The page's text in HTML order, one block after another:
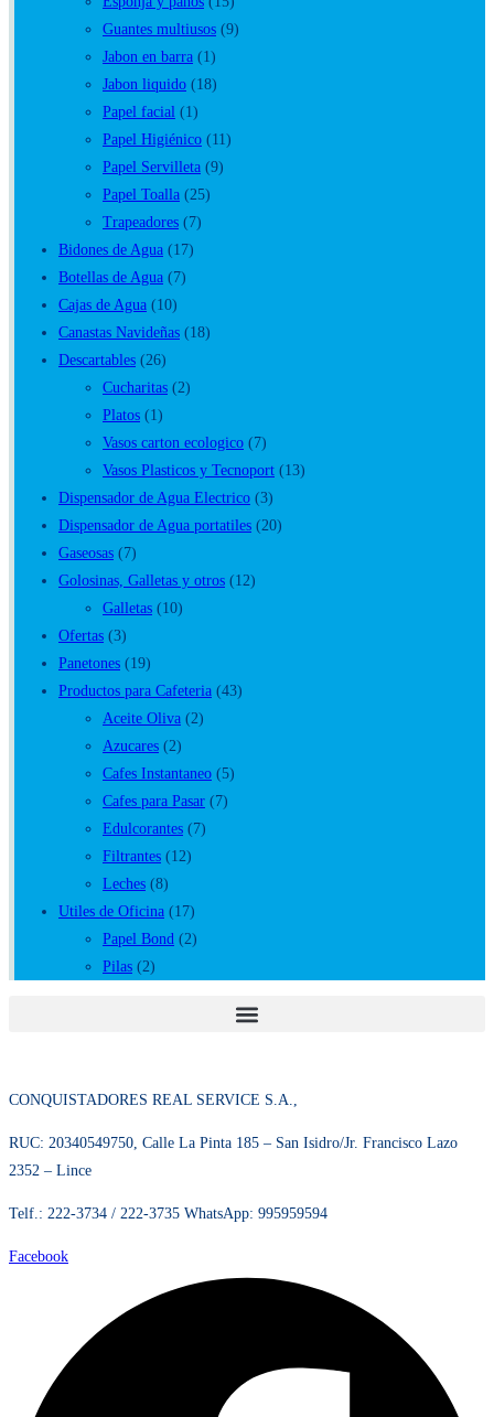
Escoba (4)
Esponja y paños (15)
Guantes multiusos
Jabon en barra (1)
Jabon liquido (18)
Papel facial (1)
Papel Higiénico (11)
Papel Servilleta (9)
Papel Toalla (25)
Trapeadores (7)
Bidones de Agua (17)
Botellas de Agua (7)
Cajas de Agua (10)
Canastas Navideñas
Descartables (26)
Cucharitas
Platos (1)
Vasos carton ecologico (7)
Vasos Plasticos y Tecnoport
Dispensador de Agua Electrico (3)
Dispensador de Agua portatiles
Gaseosas (7)
Golosinas, Galletas y otros
Galletas
Ofertas (3)
Panetones (19)
Productos para Cafeteria
Aceite Oliva
Azucares (2)
Cafes Instantaneo (5)
Cafes para Pasar
Edulcorantes (7)
Filtrantes (12)
Leches (8)
Utiles de Oficina (17)
Papel Bond
RUC: 20340549750, Calle La Pinta 185 – San Isidro/Jr. Francisco Lazo 2352